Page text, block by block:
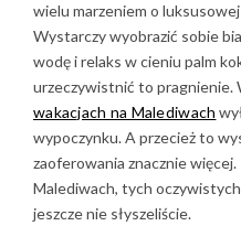
wielu marzeniem o
Wystarczy wyobrazić sobie
wodę i relaks w cieniu palm
urzeczywistnić to pragnienie.
wakacjach na Malediwach
wypoczynku. A przecież to
zaoferowania znacznie
Malediwach, tych
jeszcze nie słyszeliście.